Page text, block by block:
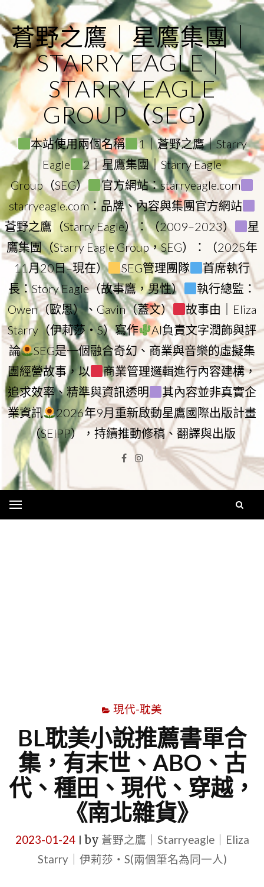
to
content
蒼野之鷹｜星鷹集團｜
STARRY EAGLE｜
STARRY EAGLE
GROUP（SEG）
本站使用兩個名稱
1｜蒼野之鷹｜Starry
Eagle
2｜星鷹集團｜Starry Eagle
Group（SEG）
官方網站：starryeagle.com
starryeagle.com：品牌、內容與集團官方網站
蒼野之鷹（Starry Eagle）：（2009–2023）
星
鷹集團（Starry Eagle Group，SEG）：（2025年
11月20日–現在）
SEG管理團隊
首席執行
長：Story Eagle（故事鷹，男性）
執行總監：
Owen（歐恩）、Gavin（蓋文）
故事由｜Eliza
Starry（伊莉莎・S）寫作
AI負責文字潤飾與評
論
SEG是一個融合奇幻、商業與音樂的虛擬集
團經營故事，以
商業管理邏輯進行內容建構，
追求效率、精準與資訊透明
其內容並非真實企
業資訊
2026年9月重新啟動星鷹國際出版計畫
（SEIPP），持續推動修稿、翻譯與出版
Facebook
Instagram
現代-耽美
BL耽美小說推薦書單合
集，有末世、ABO、古
代、種田、現代、穿越，
《南北雜貨》
2023-01-24| by 蒼野之鷹｜Starryeagle｜Eliza
Starry｜伊莉莎・S(兩個筆名為同一人)